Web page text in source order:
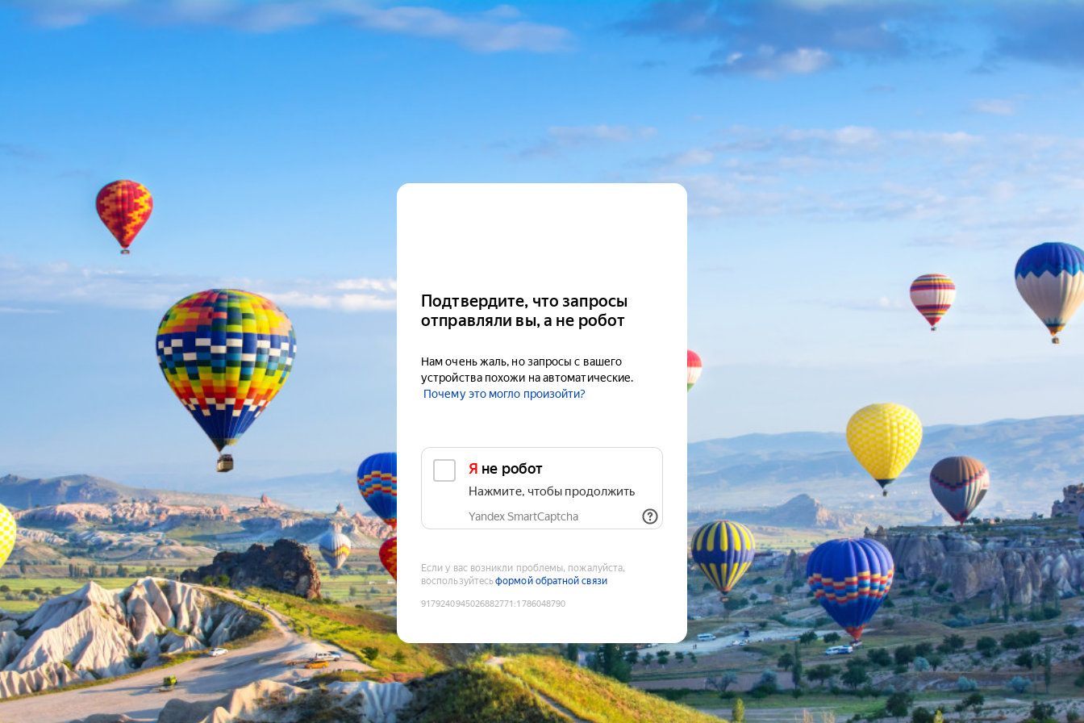
Подтвердите, что запросы
отправляли вы, а не робот
Нам очень жаль, но запросы с вашего
устройства похожи на автоматические.
Почему это могло произойти?
Я не робот
Нажмите, чтобы продолжить
Yandex SmartCaptcha
Если у вас возникли проблемы, пожалуйста,
воспользуйтесьформой обратной связи
9179240945026882771 :1786048790